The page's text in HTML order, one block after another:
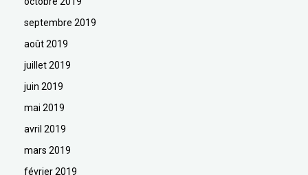
septembre 2019
août 2019
juillet 2019
juin 2019
mai 2019
avril 2019
mars 2019
février 2019